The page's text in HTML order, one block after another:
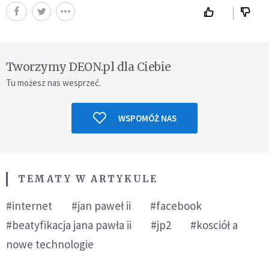
Tworzymy DEON.pl dla Ciebie
Tu możesz nas wesprzeć.
WSPOMÓŻ NAS
TEMATY W ARTYKULE
#internet #jan paweł ii
#facebook
#beatyfikacja jana pawła ii
#jp2
#kosciół a
nowe technologie